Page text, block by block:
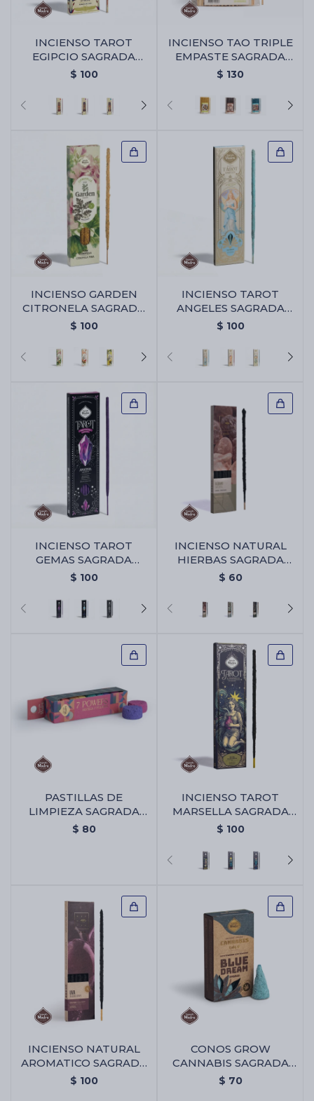
INCIENSO TAROT
EGIPCIO SAGRADA
MADRE - Ambar De
$ 100
INCIENSO TAO TRIPLE
EMPASTE SAGRADA
MADRE X30 - PACK X2 -
$ 130
INCIENSO GARDEN
CITRONELA SAGRADA
MADRE - Pura
$ 100
INCIENSO TAROT
ANGELES SAGRADA
MADRE - Frambuesa
$ 100
INCIENSO TAROT
GEMAS SAGRADA
MADRE X6 - Amatista -
$ 100
INCIENSO NATURAL
HIERBAS SAGRADA
MADRE X6 - Olibano
$ 60
PASTILLAS DE
LIMPIEZA SAGRADA
MADRE 7 PODERES -
$ 80
INCIENSO TAROT
MARSELLA SAGRADA
MADRE X6 -
$ 100
INCIENSO NATURAL
AROMATICO SAGRADA
MADRE - Uva
$ 100
CONOS GROW
CANNABIS SAGRADA
MADRE - Blue Dream
$ 70
Cartas de Tarot
Artículos Religiosos
Aromatizantes de ambientes
Artículos Esotéricos